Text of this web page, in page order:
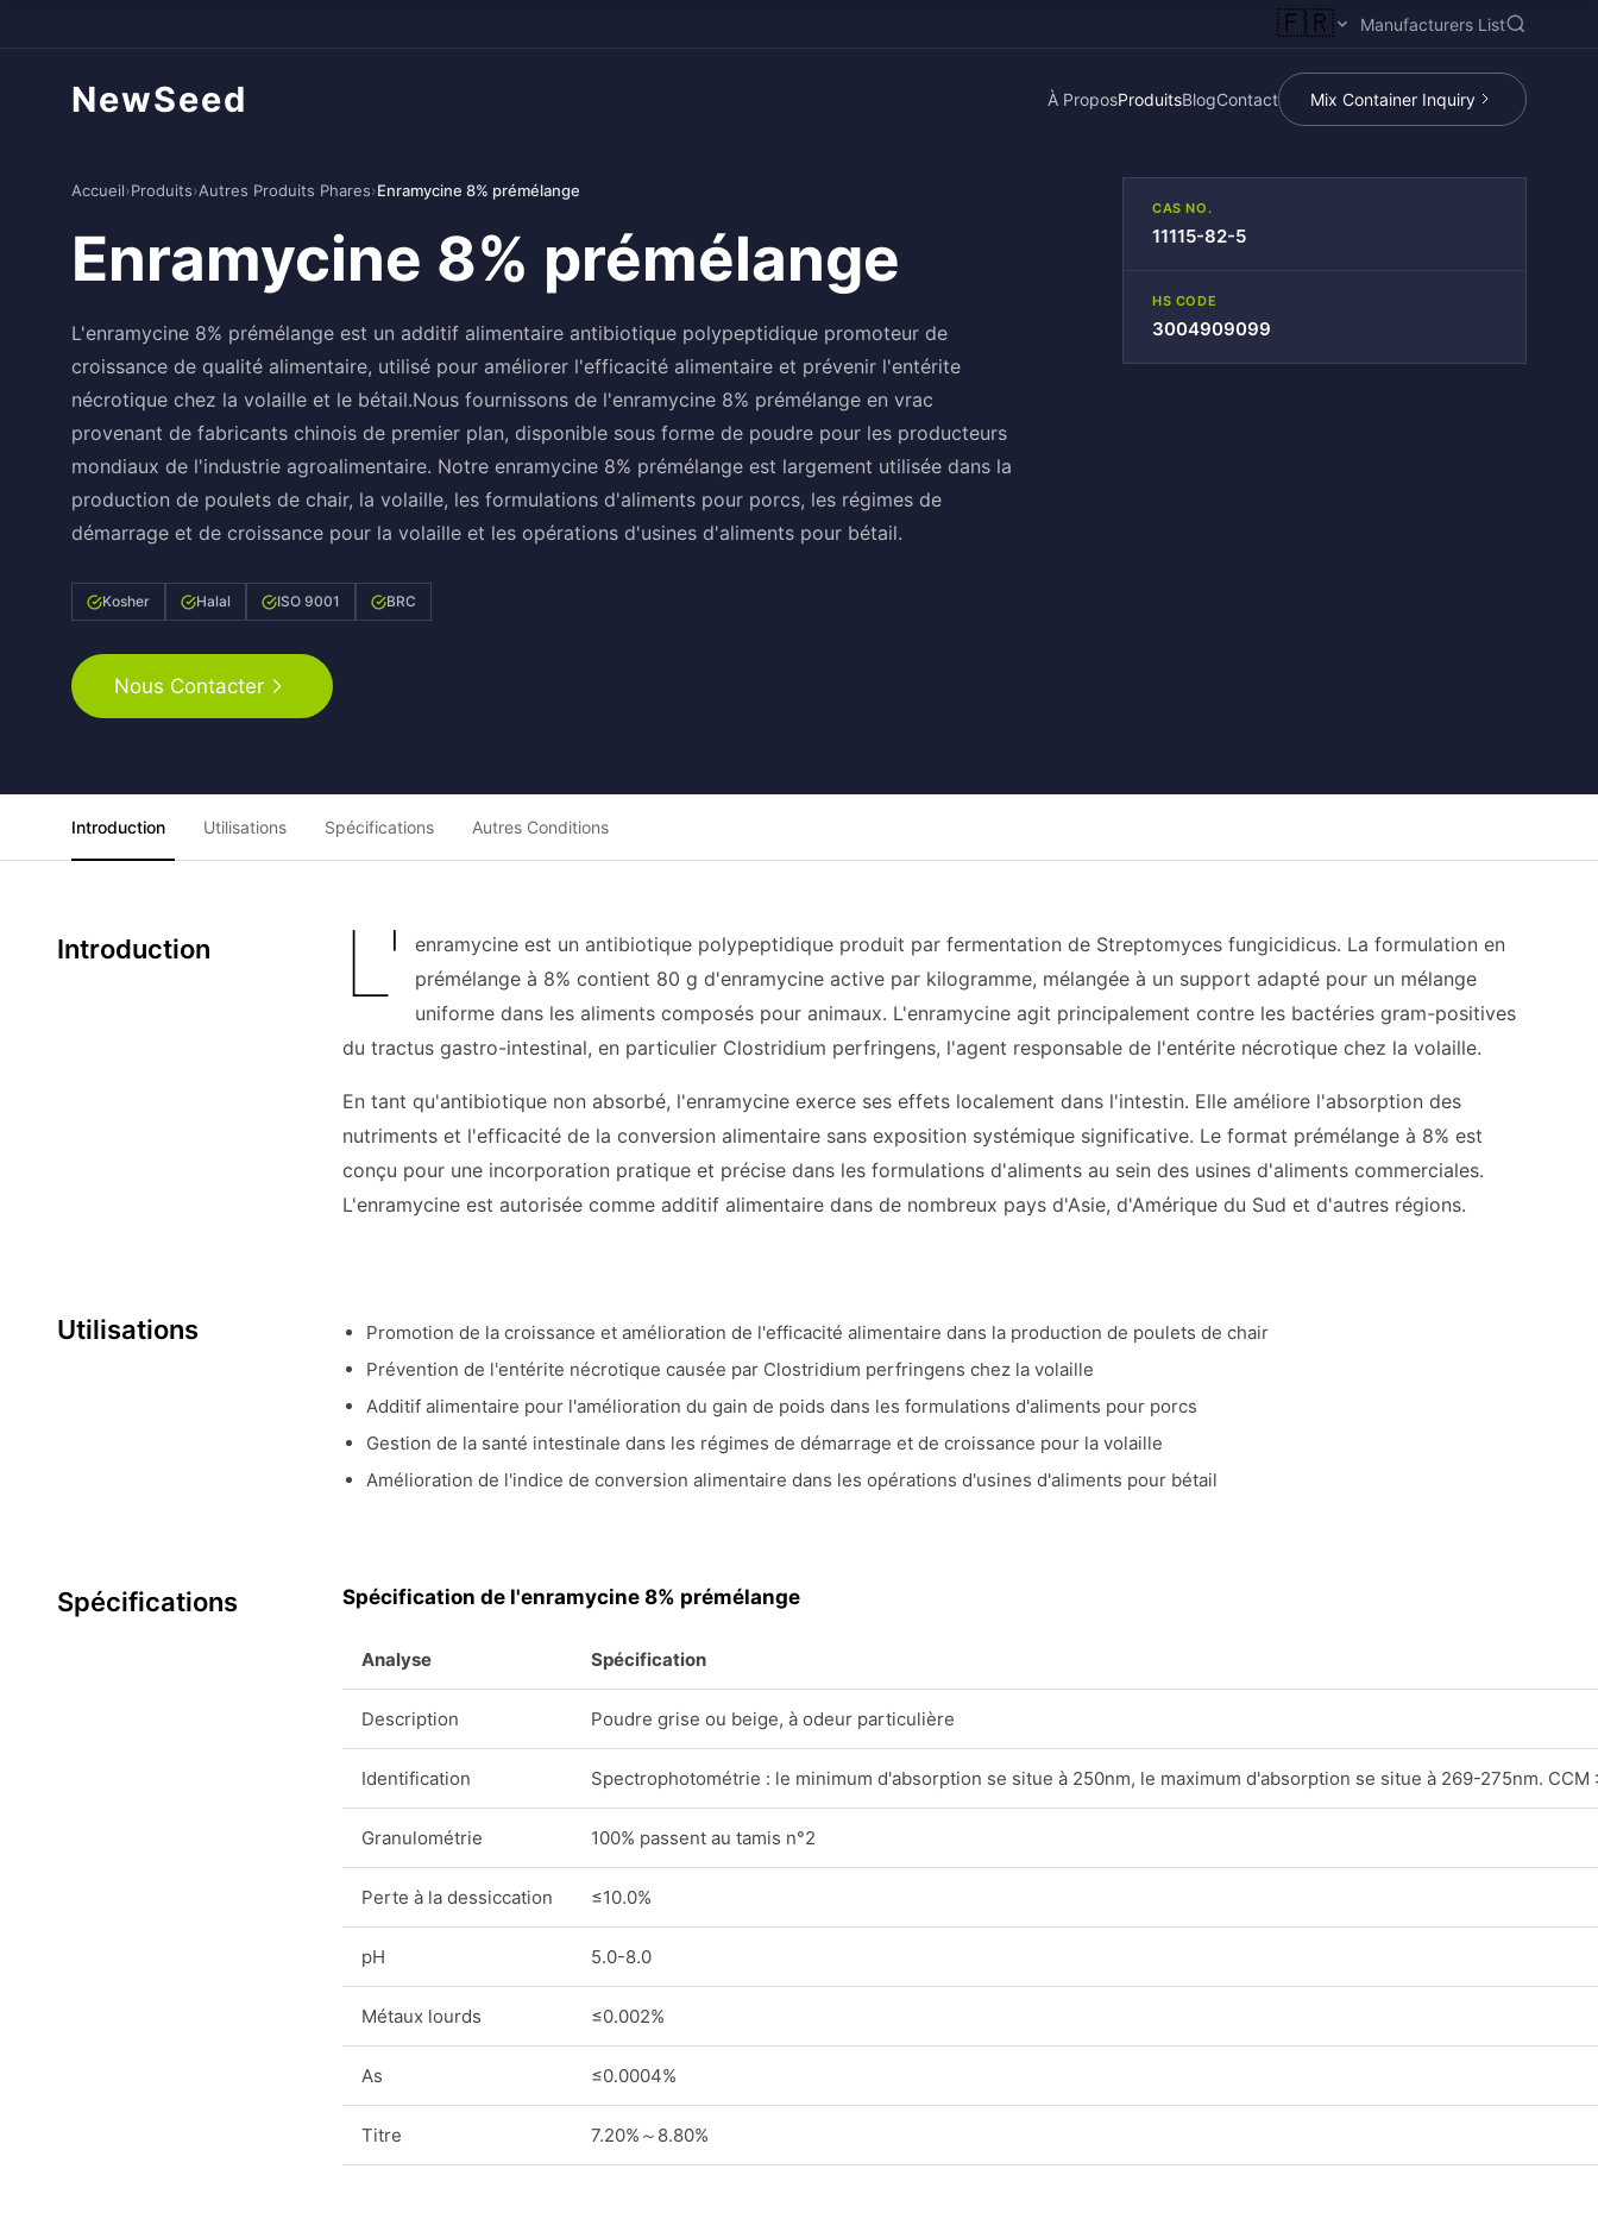
🇫🇷 Manufacturers List
NewSeed À ProposProduitsBlogContact Mix Container Inquiry
Accueil›Produits›Autres Produits Phares›Enramycine 8% prémélange
Enramycine 8% prémélange
L'enramycine 8% prémélange est un additif alimentaire antibiotique polypeptidique promoteur de
croissance de qualité alimentaire, utilisé pour améliorer l'efficacité alimentaire et prévenir l'entérite
nécrotique chez la volaille et le bétail.Nous fournissons de l'enramycine 8% prémélange en vrac
provenant de fabricants chinois de premier plan, disponible sous forme de poudre pour les producteurs
mondiaux de l'industrie agroalimentaire. Notre enramycine 8% prémélange est largement utilisée dans la
production de poulets de chair, la volaille, les formulations d'aliments pour porcs, les régimes de
démarrage et de croissance pour la volaille et les opérations d'usines d'aliments pour bétail.
Kosher Halal ISO 9001 BRC
Nous Contacter
CAS NO.
11115-82-5
HS CODE
3004909099
Introduction Utilisations Spécifications Autres Conditions
Introduction L'
enramycine est un antibiotique polypeptidique produit par fermentation de Streptomyces fungicidicus. La formulation en
prémélange à 8% contient 80 g d'enramycine active par kilogramme, mélangée à un support adapté pour un mélange
uniforme dans les aliments composés pour animaux. L'enramycine agit principalement contre les bactéries gram-positives
du tractus gastro-intestinal, en particulier Clostridium perfringens, l'agent responsable de l'entérite nécrotique chez la volaille.
En tant qu'antibiotique non absorbé, l'enramycine exerce ses effets localement dans l'intestin. Elle améliore l'absorption des
nutriments et l'efficacité de la conversion alimentaire sans exposition systémique significative. Le format prémélange à 8% est
conçu pour une incorporation pratique et précise dans les formulations d'aliments au sein des usines d'aliments commerciales.
L'enramycine est autorisée comme additif alimentaire dans de nombreux pays d'Asie, d'Amérique du Sud et d'autres régions.
Utilisations
Promotion de la croissance et amélioration de l'efficacité alimentaire dans la production de poulets de chair
Prévention de l'entérite nécrotique causée par Clostridium perfringens chez la volaille
Additif alimentaire pour l'amélioration du gain de poids dans les formulations d'aliments pour porcs
Gestion de la santé intestinale dans les régimes de démarrage et de croissance pour la volaille
Amélioration de l'indice de conversion alimentaire dans les opérations d'usines d'aliments pour bétail
Spécifications Spécification de l'enramycine 8% prémélange
Analyse Spécification
Description Poudre grise ou beige, à odeur particulière
Identification Spectrophotométrie : le minimum d'absorption se situe à 250nm, le maximum d'absorption se situe à 269-275nm.
Granulométrie 100% passent au tamis n°2
Perte à la dessiccation ≤10.0%
pH 5.0-8.0
Métaux lourds ≤0.002%
As ≤0.0004%
Titre 7.20%～8.80%